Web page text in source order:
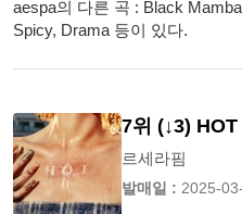
aespa의 다른 곡 : Black
Spicy, Drama 등이 있다.
7위 (↓3) HOT
르세라핌
발매일 : 2025-